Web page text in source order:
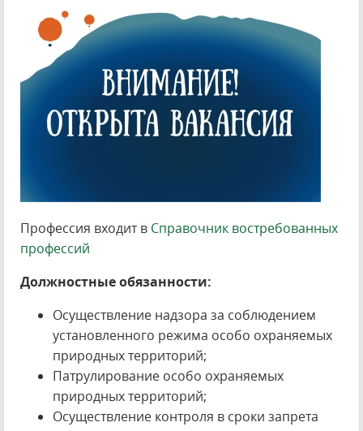
Профессия входит в Справочник востребованных
профессий
Должностные обязанности:
Осуществление надзора за соблюдением
установленного режима особо охраняемых
природных территорий;
Патрулирование особо охраняемых
природных территорий;
Осуществление контроля в сроки запрета